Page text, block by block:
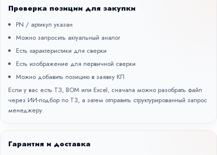
Проверка позиции для закупки
PN / артикул указан
Можно запросить актуальный аналог
Есть характеристики для сверки
Есть изображение для первичной сверки
Можно добавить позицию в заявку КП
Если у вас есть ТЗ, BOM или Excel, сначала можно разобрать файл
через ИИ-подбор по ТЗ, а затем отправить структурированный запрос
менеджеру.
Гарантия и доставка